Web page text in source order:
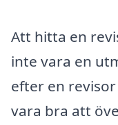
Att hitta en
inte vara en
efter en
vara bra att